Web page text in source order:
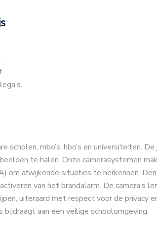
scholen, mbo’s, hbo’s en universiteiten.
te halen. Onze camerasystemen
om afwijkende situaties te herkennen.
van het brandalarm. De camera’s
uiteraard met respect voor de privacy
bijdraagt aan een veilige schoolomgeving.